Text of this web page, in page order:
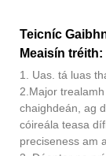
Teicníc
Meaisín tréith:
1. Uas. tá luas
2.Major
chaighdeán, ag
cóireála teasa
preciseness am